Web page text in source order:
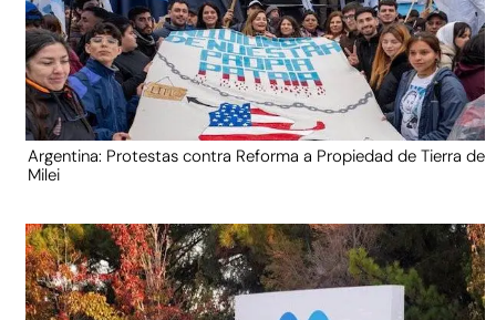
Argentina: Protestas contra Reforma a Propiedad de Tierra de
Milei